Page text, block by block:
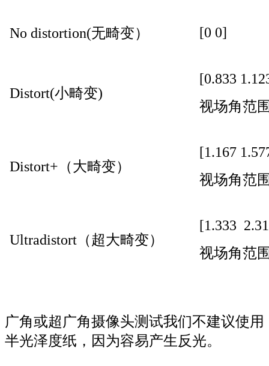
No distortion(无畸变） [0 0]
Distort(小畸变)
[0.833
视场角范
Distort+（大畸变）
[1.167
视场角范
Ultradistort（超大畸变）
[1.333
视场角范
广角或超广角摄像头测试我们不建议使用
半光泽度纸，因为容易产生反光。